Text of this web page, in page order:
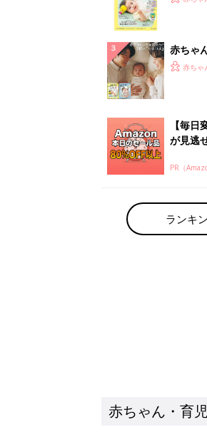
赤ちゃ
ひよ」
赤ちゃ
【毎
が見逃
PR（
ランキ
赤ちゃん・育